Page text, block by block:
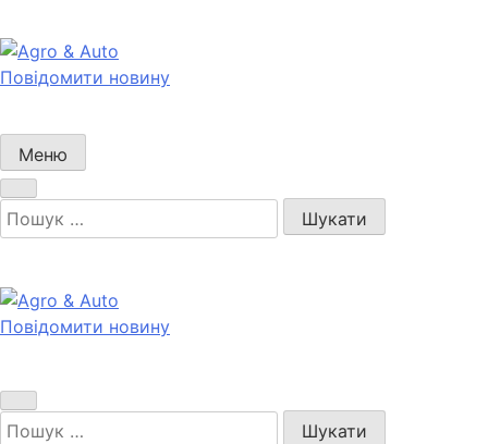
до
вмісту
Новини агротеху та логістики
Повідомити новину
Меню
Пошук:
Agro & Auto
Новини агротеху та логістики
Повідомити новину
Пошук: